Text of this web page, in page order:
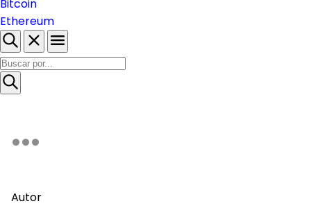
Bitcoin
Ethereum
Autor